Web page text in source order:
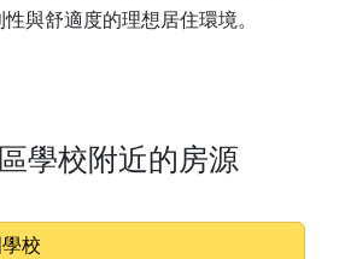
與舒適度的理想居住環境。
學校附近的房源
校